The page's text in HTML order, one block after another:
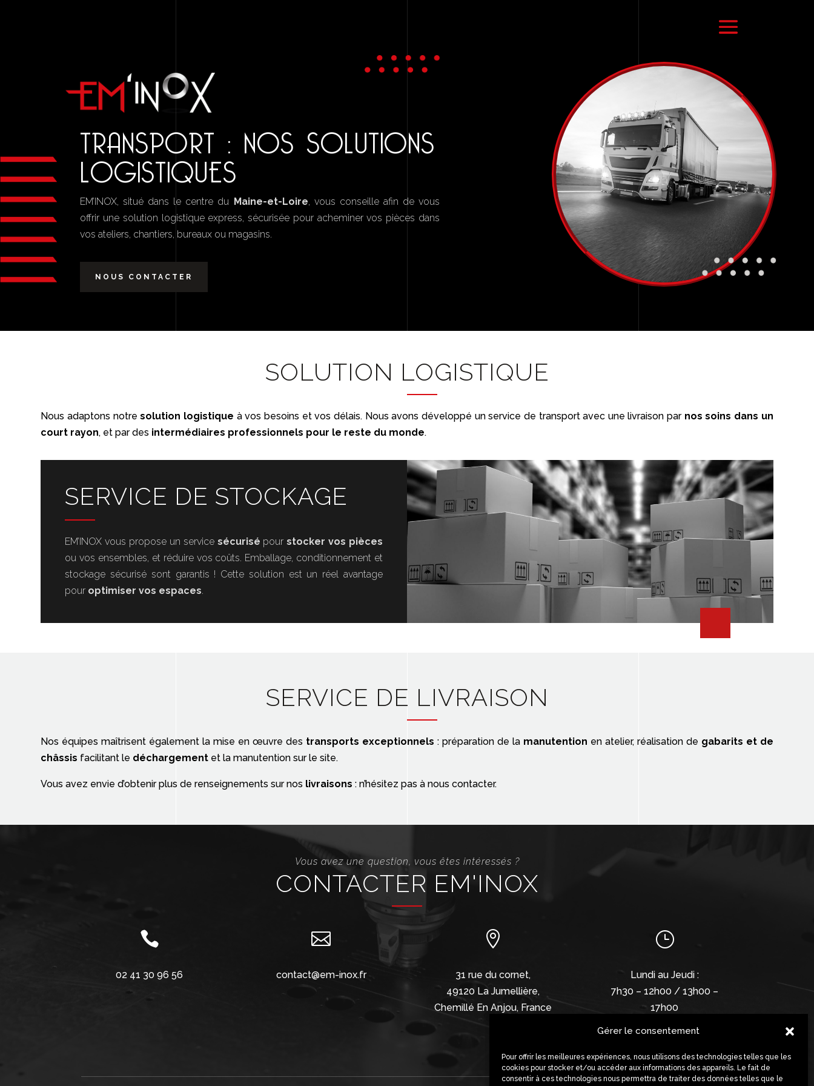
Gérer le consentement
Pour offrir les meilleures expériences, nous utilisons des technologies telles que les
cookies pour stocker et/ou accéder aux informations des appareils. Le fait de
consentir à ces technologies nous permettra de traiter des données telles que le
TRANSPORT : NOS SOLUTIONS
LOGISTIQUES
EM’INOX, situé dans le centre du Maine-et-Loire, vous conseille afin de vous
offrir une solution logistique express, sécurisée pour acheminer vos pièces dans
vos ateliers, chantiers, bureaux ou magasins.
NOUS CONTACTER
SOLUTION LOGISTIQUE
Nous adaptons notresolution logistique à vos besoins et vos délais. Nous avons développé un service de transport avec une livraison par nos soins dans un
court rayon, et par des intermédiaires professionnels pour le reste du monde.
SERVICE DE STOCKAGE
EM’INOX vous propose un service sécurisé pourstocker vos pièces
ou vos ensembles, et réduire vos coûts. Emballage, conditionnement et
stockage sécurisé sont garantis ! Cette solution est un réel avantage
pour optimiser vos espaces.
SERVICE DE LIVRAISON
Nos équipes maîtrisent également la mise en œuvre des transports exceptionnels : préparation de la manutention en atelier, réalisation de gabarits et de
châssis facilitant le déchargement et la manutention sur le site.
Vous avez envie d’obtenir plus de renseignements sur nos livraisons : n’hésitez pas à nous contacter.
Vous avez une question, vous êtes intéressés ?
CONTACTER EM'INOX

02 41 30 96 56

contact@em-inox.fr

31 rue du cornet,
49120 La Jumellière,
Chemillé En Anjou, France
}
Lundi au Jeudi :
7h30 – 12h00 / 13h00 –
17h00
Vendredi :